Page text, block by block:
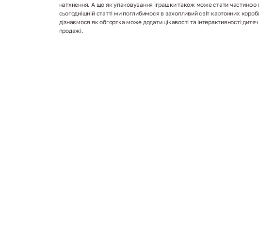
натхнення. А що як упаковування іграшки також може стати частиною
сьогоднішній статті ми поглибимося в захопливий світ картонних
дізнаємося як обгортка може додати цікавості та інтерактивності
продажі.